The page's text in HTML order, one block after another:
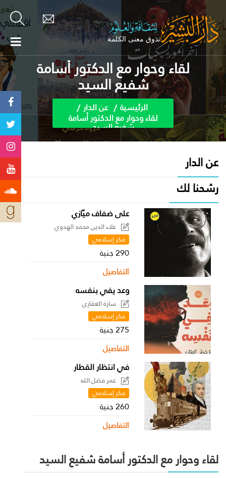
لقاء وحوار مع الدكتور أسامة
شفيع السيد
الرئيسية عن الدار
لقاء وحوار مع الدكتور أسامة
شفيع السيد
عن الدار
رشحنا لك
على ضفاف ميّازي
علاء الدين محمد الهدوي
فكر إسلامي
290 جنية
التفاصيل
وعد يفي بنفسه
سارة العقاري
فكر إسلامي
275 جنية
التفاصيل
في انتظار القطار
عمر فضل الله
فكر إسلامي
260 جنية
التفاصيل
لقاء وحوار مع الدكتور أسامة شفيع السيد